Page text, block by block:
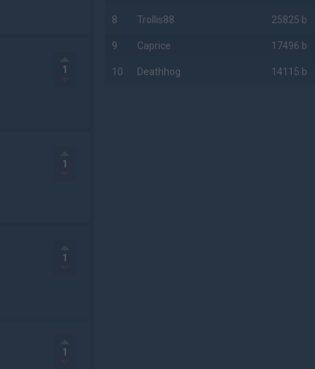
1
1
1
1
8 Trollis88 25825 b
9 Caprice 17496 b
10 Deathhog 14115 b